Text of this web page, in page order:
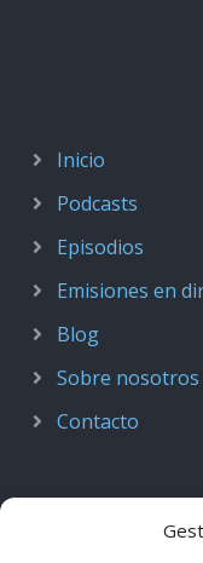
Inicio
Podcasts
Episodios
Emisiones en
Blog
Sobre nosotros
Contacto